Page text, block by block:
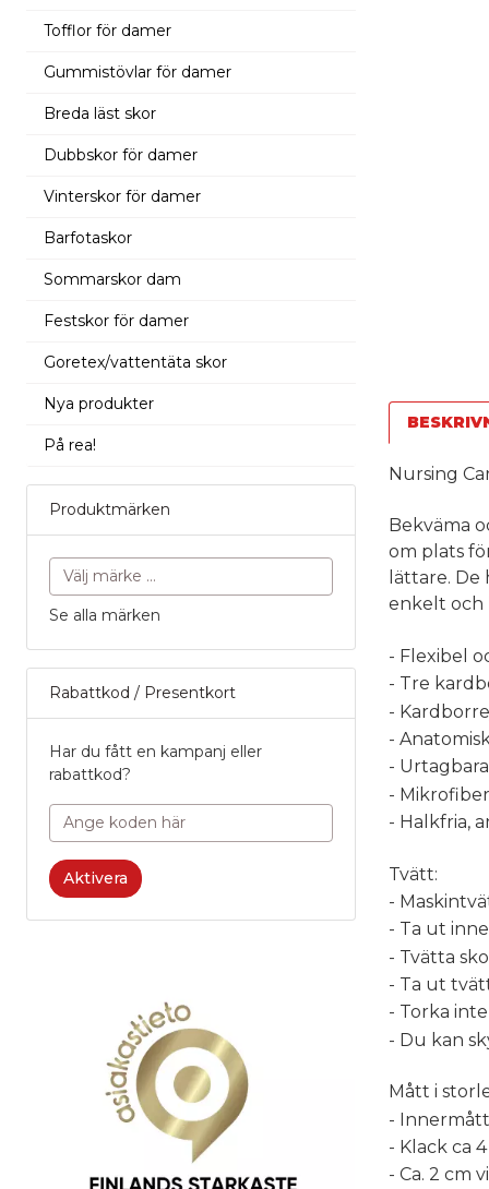
Tofflor för damer
Gummistövlar för damer
Breda läst skor
Dubbskor för damer
Vinterskor för damer
Barfotaskor
Sommarskor dam
Festskor för damer
Goretex/vattentäta skor
Nya produkter
På rea!
Produktmärken
Se alla märken
Rabattkod / Presentkort
Har du fått en kampanj eller
rabattkod?
Aktivera
Nursing
Bekväma
om plats
lättare. De
enkelt och
- Flexibel
- Tre
-
-
-
-
- Halkfria,
Tvätt:
-
- Ta ut
- Tvätta
- Ta ut
- Torka
- Du kan
Mått i
-
- Klack ca
- Ca. 2 cm